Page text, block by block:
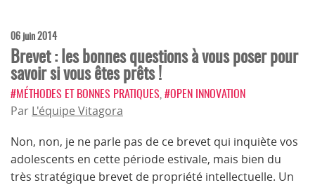
06 juin 2014
Brevet : les bonnes questions à vous poser pour
savoir si vous êtes prêts !
#MÉTHODES ET BONNES PRATIQUES #OPEN INNOVATION
Par L'équipe Vitagora
Non, non, je ne parle pas de ce brevet qui inquiète vos
adolescents en cette période estivale, mais bien du
très stratégique brevet de propriété intellectuelle. Un